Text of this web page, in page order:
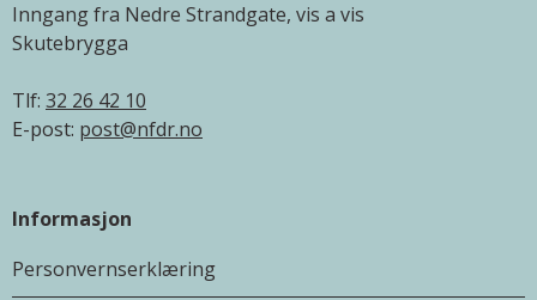
Inngang fra Nedre Strandgate, vis a vis
Skutebrygga
Tlf: 32 26 42 10
E-post: post@nfdr.no
Informasjon
Personvernserklæring